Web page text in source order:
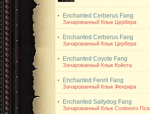
Enchanted Cerberus Fang
Зачарованный Клык Цербера
Enchanted Cerberus Fang
Зачарованный Клык Цербера
Enchanted Coyote Fang
Зачарованный Клык Койота
Enchanted Fenril Fang
Зачарованный Клык Фенрира
Enchanted Saltydog Fang
Зачарованный Клык Соленого Пса